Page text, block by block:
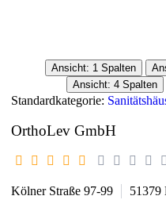
Ansicht: 1 Spalten
Ansicht: 4 Spalten
Standardkategorie:
OrthoLev GmbH
Kölner Straße 97-99 51379